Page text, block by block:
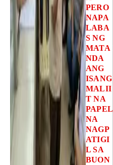
PERO
NAPA
LABA
S NG
MATA
NDA
ANG
ISANG
MALII
T NA
PAPEL
NA
NAGP
ATIGI
L SA
BUON